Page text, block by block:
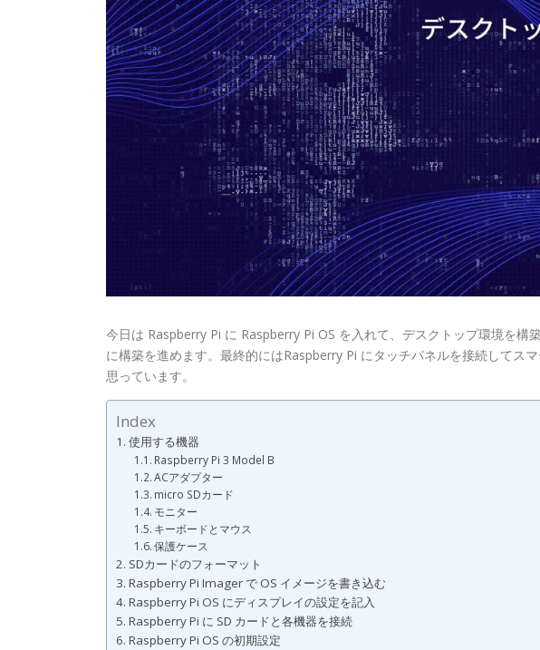
今日は Raspberry Pi に Raspberry Pi OS を入れて、デスクトップ環境を構
に構築を進めます。最終的にはRaspberry Pi にタッチパネルを接続してス
思っています。
Index
使用する機器
Raspberry Pi 3 Model B
ACアダプター
micro SDカード
モニター
キーボードとマウス
保護ケース
SDカードのフォーマット
Raspberry Pi Imager で OS イメージを書き込む
Raspberry Pi OS にディスプレイの設定を記入
Raspberry Pi に SD カードと各機器を接続
Raspberry Pi OS の初期設定